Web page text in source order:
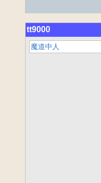
tt9000
魔道中人